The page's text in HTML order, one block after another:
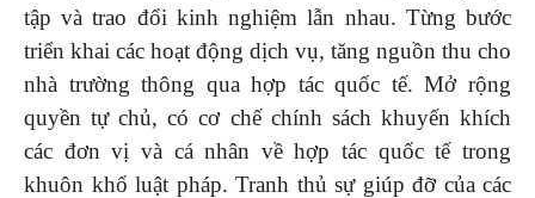
tập và trao đổi kinh nghiệm lẫn nhau. Từng bước
triển khai các hoạt động dịch vụ, tăng nguồn thu cho
nhà trường thông qua hợp tác quốc tế. Mở rộng
quyền tự chủ, có cơ chế chính sách khuyến khích
các đơn vị và cá nhân về hợp tác quốc tế trong
khuôn khổ luật pháp. Tranh thủ sự giúp đỡ của các